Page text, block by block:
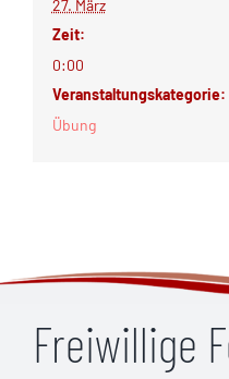
27. März
Zeit:
0:00
Veranstaltungskategorie:
Übung
Freiwillige